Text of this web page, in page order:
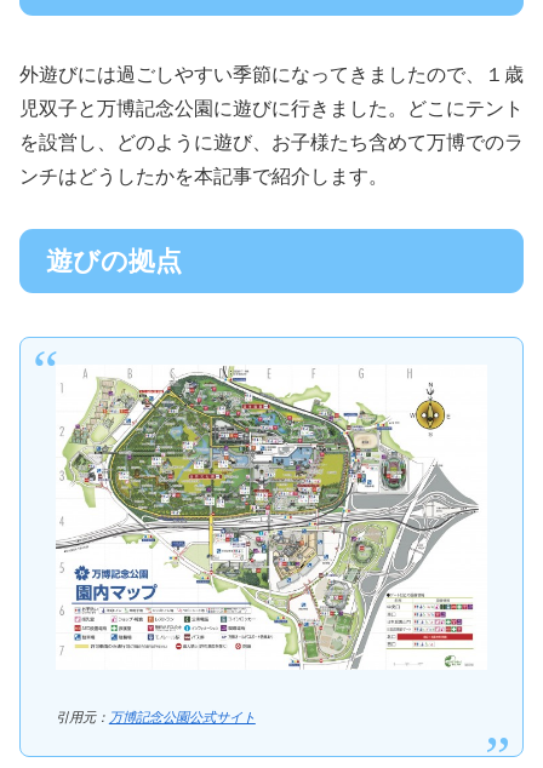
外遊びには過ごしやすい季節になってきましたので、１歳
児双子と万博記念公園に遊びに行きました。どこにテント
を設営し、どのように遊び、お子様たち含めて万博でのラ
ンチはどうしたかを本記事で紹介します。
遊びの拠点
引用元： 万博記念公園公式サイト